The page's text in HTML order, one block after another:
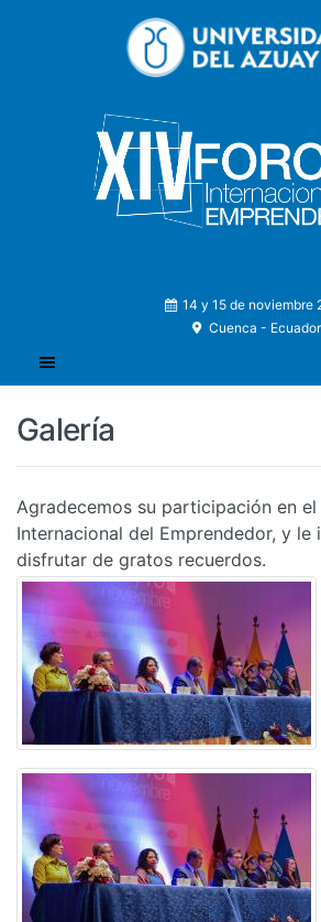
14 y 15 de noviembre
Cuenca - Ecuador
Galería
Agradecemos su participación en el
Internacional del Emprendedor, y le
disfrutar de gratos recuerdos.